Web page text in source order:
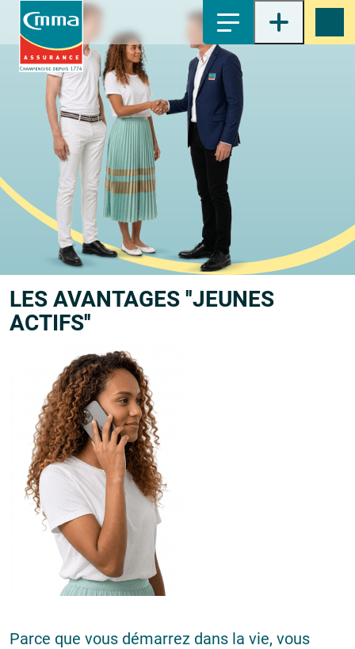
Contenu principal
2-Menu principal
3-Pied de page
Recherche
LES AVANTAGES ''JEUNES
ACTIFS''
Parce que vous démarrez dans la vie, vous